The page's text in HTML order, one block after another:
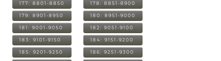
177: 8801-8850 178: 8851-8900
179: 8901-8950 180: 8951-9000
181: 9001-9050 182: 9051-9100
183: 9101-9150 184: 9151-9200
185: 9201-9250 186: 9251-9300